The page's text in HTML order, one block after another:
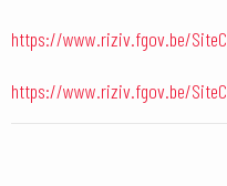
https://www.riziv.fgov.be/
https://www.riziv.fgov.be/